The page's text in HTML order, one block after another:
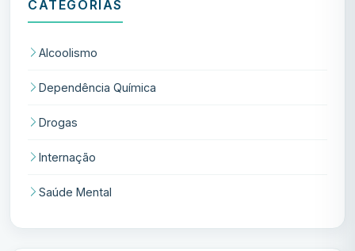
CATEGORIAS
Alcoolismo
Dependência Química
Drogas
Internação
Saúde Mental